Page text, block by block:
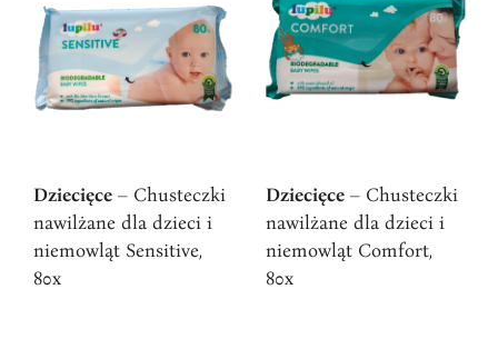
Dziecięce– Chusteczki
nawilżane dla dzieci i
niemowląt Sensitive,
80x
Dziecięce– Chusteczki
nawilżane dla dzieci i
niemowląt Comfort,
80x